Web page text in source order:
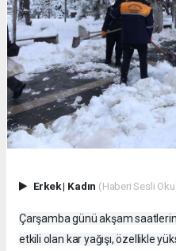
Erkek| Kadın (Haberi Sesli
Çarşamba günü akşam
etkili olan kar yağışı, özellikle